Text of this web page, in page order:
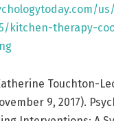
kitchen-therapy-
Touchton-
9, 2017).